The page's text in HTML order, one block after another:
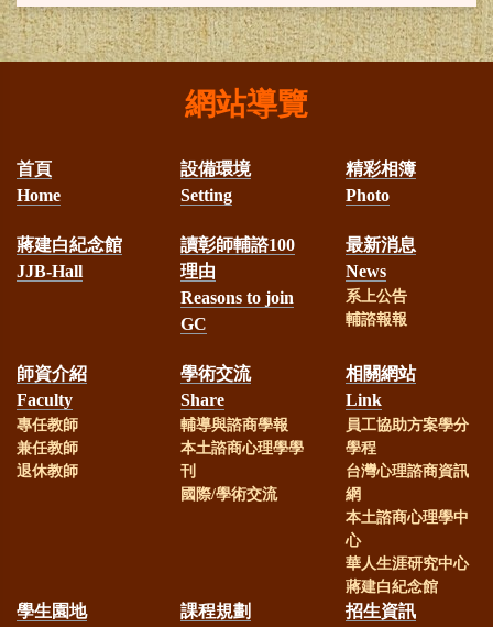
教育部獎學金，並於2024/11/23在總
統府受獎。
本系大學部四年甲班何朋
瑾同學榮獲台灣輔導與諮商學會113
學年度蔣建白先生獎學金
本系林淑華助理教授榮獲
教育部113年教學實踐計畫補助
本系羅家玲教授榮獲教育
部113年教學實踐計畫補助
本校謝麗紅教授、劉嘉吉
教授榮獲國科會113年研究計畫補助
本系林淑華助理教授榮獲
網站導覽
首頁
Home
設備環境
Setting
精彩相簿
Photo
蔣建白紀念館
JJB-Hall
讀彰師輔諮100
理由
Reasons to join
GC
最新消息
News
系上公告
輔諮報報
師資介紹
Faculty
專任教師
兼任教師
退休教師
學術交流
Share
輔導與諮商學報
本土諮商心理學學
刊
國際/學術交流
相關網站
Link
員工協助方案學分
學程
台灣心理諮商資訊
網
本土諮商心理學中
心
華人生涯研究中心
蔣建白紀念館
學生園地
課程規劃
招生資訊